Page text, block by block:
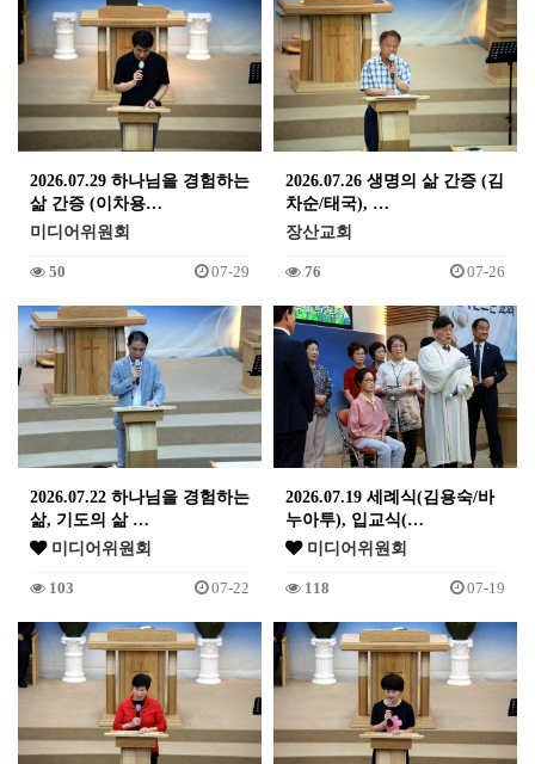
2026.07.29 하나님을 경험하는
삶 간증 (이차용…
미디어위원회
50 07-29
2026.07.26 생명의 삶 간증 (김
차순/태국), …
장산교회
76 07-26
2026.07.22 하나님을 경험하는
삶, 기도의 삶 …
미디어위원회
103 07-22
2026.07.19 세례식(김용숙/바
누아투), 입교식(…
미디어위원회
118 07-19